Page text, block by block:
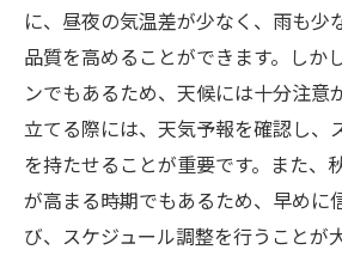
に、昼夜の気温差が少なく、雨も少
品質を高めることができます。しか
ンでもあるため、天候には十分注意
立てる際には、天気予報を確認し、
を持たせることが重要です。また、
が高まる時期でもあるため、早めに
び、スケジュール調整を行うことが